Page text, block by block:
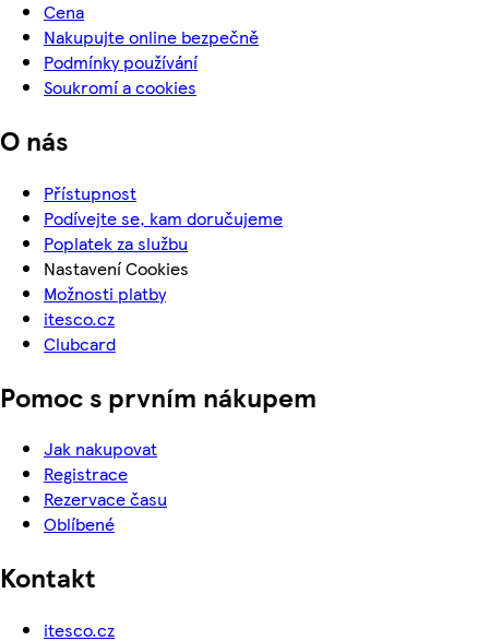
Cena
Nakupujte online bezpečně
Podmínky používání
Soukromí a cookies
O nás
Přístupnost
Podívejte se, kam doručujeme
Poplatek za službu
Nastavení Cookies
Možnosti platby
itesco.cz
Clubcard
Pomoc s prvním nákupem
Jak nakupovat
Registrace
Rezervace času
Oblíbené
Kontakt
itesco.cz